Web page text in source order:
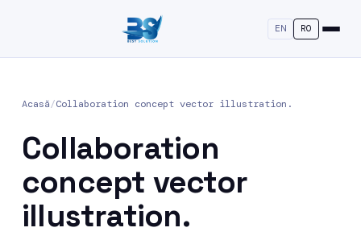
EN RO
Acasă/Collaboration concept vector illustration.
Collaboration
concept vector
illustration.